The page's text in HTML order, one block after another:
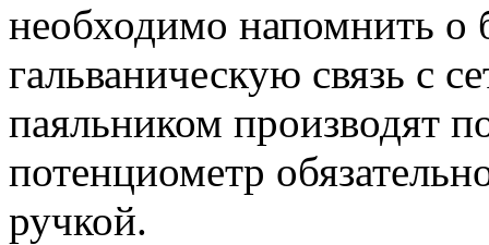
необходимо напомнить о
гальваническую связь с
паяльником производят
потенциометр
ручкой.